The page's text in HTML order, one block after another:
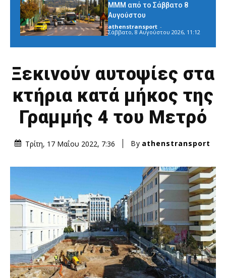
ΜΜΜ από το Σάββατο 8
Αυγούστου
athenstransport -
Σάββατο, 8 Αυγούστου 2026, 11:12
Ξεκινούν αυτοψίες στα
κτήρια κατά μήκος της
Γραμμής 4 του Μετρό
Τρίτη, 17 Μαΐου 2022, 7:36 By athenstransport